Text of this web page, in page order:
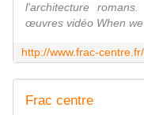
l'architecture
œuvres vidéo When we
Frac centre